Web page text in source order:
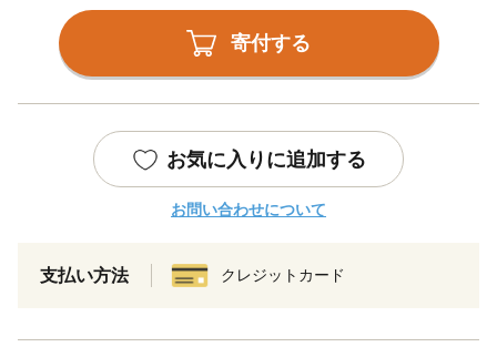
寄付する
お気に入りに追加する
お問い合わせについて
支払い方法 クレジットカード